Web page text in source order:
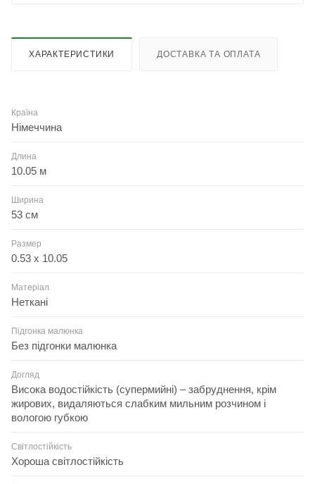
ХАРАКТЕРИСТИКИ ДОСТАВКА ТА ОПЛАТА
Країна
Німеччина
Длина
10.05 м
Ширина
53 см
Размер
0.53 x 10.05
Матеріал
Неткані
Підгонка малюнка
Без підгонки малюнка
Догляд
Висока водостійкість (супермийні) – забруднення, крім
жирових, видаляються слабким мильним розчином і
вологою губкою
Світлостійкість
Хороша світлостійкість